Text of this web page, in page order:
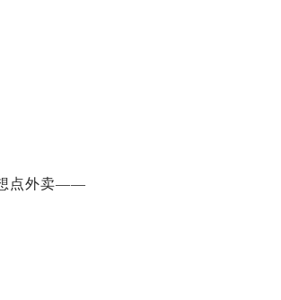
想点外卖——